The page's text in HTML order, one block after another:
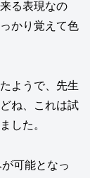
る表現なの
かり覚えて色
ようで、先生
ね、これは試
した。
可能となっ